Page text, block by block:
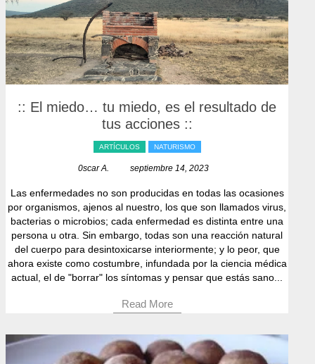
:: El miedo… tu miedo, es el resultado de
tus acciones ::
ARTÍCULOS NATURISMO
0scar A. septiembre 14, 2023
Las enfermedades no son producidas en todas las ocasiones
por organismos, ajenos al nuestro, los que son llamados virus,
bacterias o microbios; cada enfermedad es distinta entre una
persona u otra. Sin embargo, todas son una reacción natural
del cuerpo para desintoxicarse interiormente; y lo peor, que
ahora existe como costumbre, infundada por la ciencia médica
actual, el de "borrar" los síntomas y pensar que estás sano...
Read More